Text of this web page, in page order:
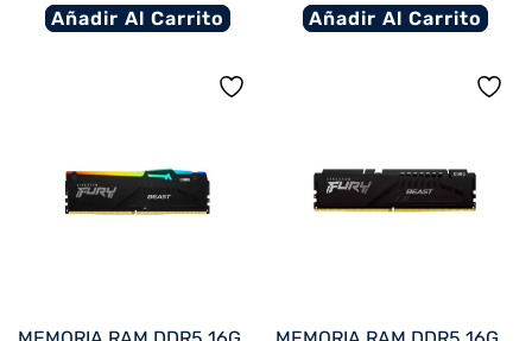
Añadir Al Carrito Añadir Al Carrito